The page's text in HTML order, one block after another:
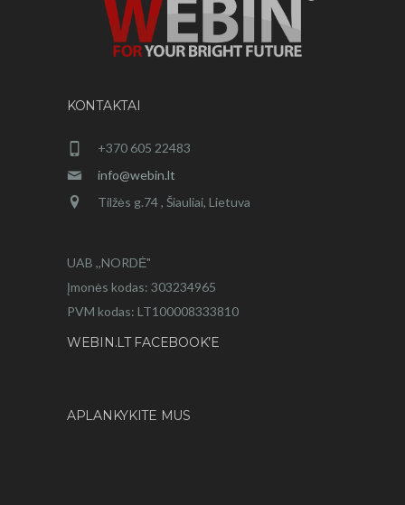
KONTAKTAI
+370 605 22483
info@webin.lt
Tilžės g.74 , Šiauliai, Lietuva
UAB ,,NORDĖ"
Įmonės kodas: 303234965
PVM kodas: LT100008333810
WEBIN.LT FACEBOOK’E
APLANKYKITE MUS